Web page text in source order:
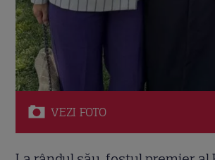
VEZI FOTO